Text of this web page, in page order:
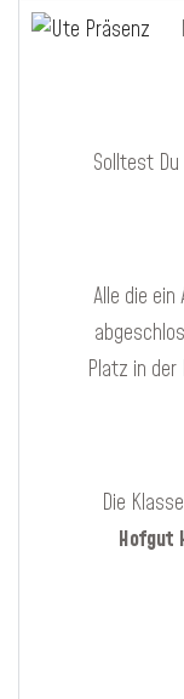
Solltest
Alle die
Platz in
Die
Hofgut